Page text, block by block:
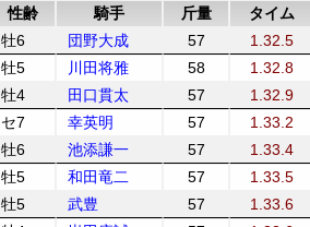
性齢 騎手 斤量 タイム
牡6 団野大成 57 1.32.5
牡5 川田将雅 58 1.32.8
牡4 田口貫太 57 1.32.9
セ7 幸英明 57 1.33.2
牡6 池添謙一 57 1.33.4
牡5 和田竜二 57 1.33.5
牡5 武豊 57 1.33.6